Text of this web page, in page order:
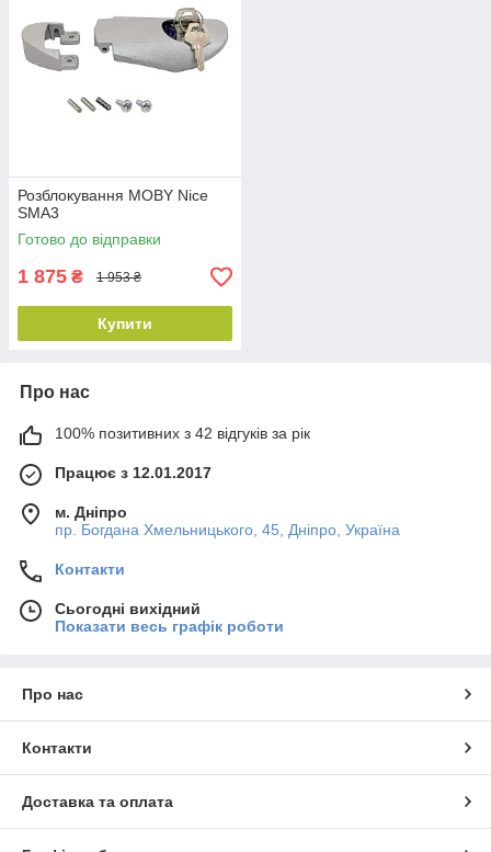
Розблокування MOBY Nice
SMA3
Готово до відправки
1 875 ₴ 1 953 ₴
Купити
Про нас
100% позитивних з 42 відгуків за рік
Працює з 12.01.2017
м. Дніпро
пр. Богдана Хмельницького, 45, Дніпро, Україна
Контакти
Сьогодні вихідний
Показати весь графік роботи
Про нас
Контакти
Доставка та оплата